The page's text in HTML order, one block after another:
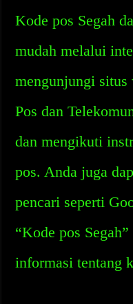
Kode pos Segah
mudah melalui
mengunjungi
Pos dan
dan mengikuti
pos. Anda juga
pencari seperti
“Kode pos
informasi tentang